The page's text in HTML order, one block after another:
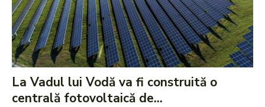
La Vadul lui Vodă va fi construită o
centrală fotovoltaică de...